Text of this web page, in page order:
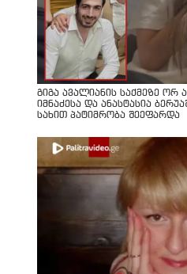
გიგა ავალიანის საქმეზე
იმნაძესა და ანასტასია
სახით პატიმრობა შეეფარდა